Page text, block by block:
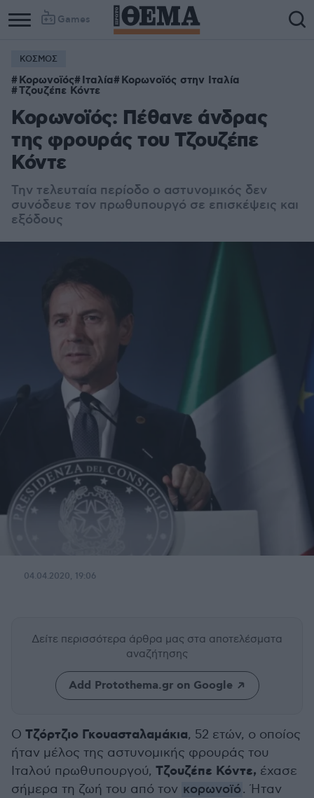
Games
ΚΟΣΜΟΣ
Κορωνοϊός Ιταλία Κορωνοϊός στην Ιταλία
Τζουζέπε Κόντε
Κορωνοϊός: Πέθανε άνδρας
της φρουράς του Τζουζέπε
Κόντε
Την τελευταία περίοδο ο αστυνομικός δεν
συνόδευε τον πρωθυπουργό σε επισκέψεις και
εξόδους
04.04.2020, 19:06
Δείτε περισσότερα άρθρα μας στα αποτελέσματα
αναζήτησης
Add Protothema.gr on Google
Ο Τζόρτζιο Γκουασταλαμάκια, 52 ετών, ο οποίος
ήταν μέλος της αστυνομικής φρουράς του
Ιταλού πρωθυπουργού, Τζουζέπε Κόντε, έχασε
σήμερα τη ζωή του από τον κορωνοϊό. Ήταν